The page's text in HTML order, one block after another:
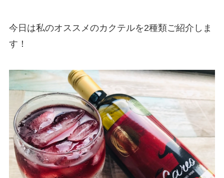
今日は私のオススメのカクテルを2種類ご紹介しま
す！